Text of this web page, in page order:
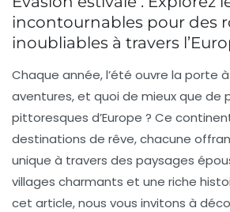
incontournables pour des
inoubliables à travers
Chaque année, l’été ouvre la porte
aventures, et quoi de mieux que de
pittoresques d’Europe ? Ce
destinations de rêve, chacune
unique à travers des paysages
villages charmants et une riche
cet article, nous vous invitons à